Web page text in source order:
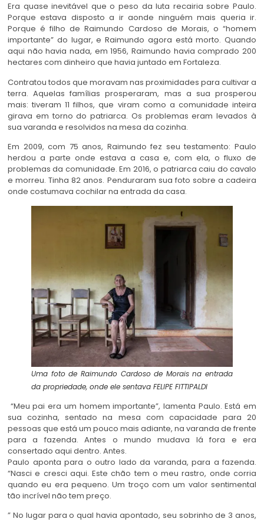
Era quase inevitável que o peso da luta recairia sobre Paulo.
Porque estava disposto a ir aonde ninguém mais queria ir.
Porque é filho de Raimundo Cardoso de Morais, o “homem
importante” do lugar, e Raimundo agora está morto. Quando
aqui não havia nada, em 1956, Raimundo havia comprado 200
hectares com dinheiro que havia juntado em Fortaleza.
Contratou todos que moravam nas proximidades para cultivar a
terra. Aquelas famílias prosperaram, mas a sua prosperou
mais: tiveram 11 filhos, que viram como a comunidade inteira
girava em torno do patriarca. Os problemas eram levados à
sua varanda e resolvidos na mesa da cozinha.
Em 2009, com 75 anos, Raimundo fez seu testamento: Paulo
herdou a parte onde estava a casa e, com ela, o fluxo de
problemas da comunidade. Em 2016, o patriarca caiu do cavalo
e morreu. Tinha 82 anos. Penduraram sua foto sobre a cadeira
onde costumava cochilar na entrada da casa.
Uma foto de Raimundo Cardoso de Morais na entrada
da propriedade, onde ele sentava FELIPE FITTIPALDI
“Meu pai era um homem importante”, lamenta Paulo. Está em
sua cozinha, sentado na mesa com capacidade para 20
pessoas que está um pouco mais adiante, na varanda de frente
para a fazenda. Antes o mundo mudava lá fora e era
consertado aqui dentro. Antes.
Paulo aponta para o outro lado da varanda, para a fazenda.
“Nasci e cresci aqui. Este chão tem o meu rastro, onde corria
quando eu era pequeno. Um troço com um valor sentimental
tão incrível não tem preço.
” No lugar para o qual havia apontado, seu sobrinho de 3 anos,